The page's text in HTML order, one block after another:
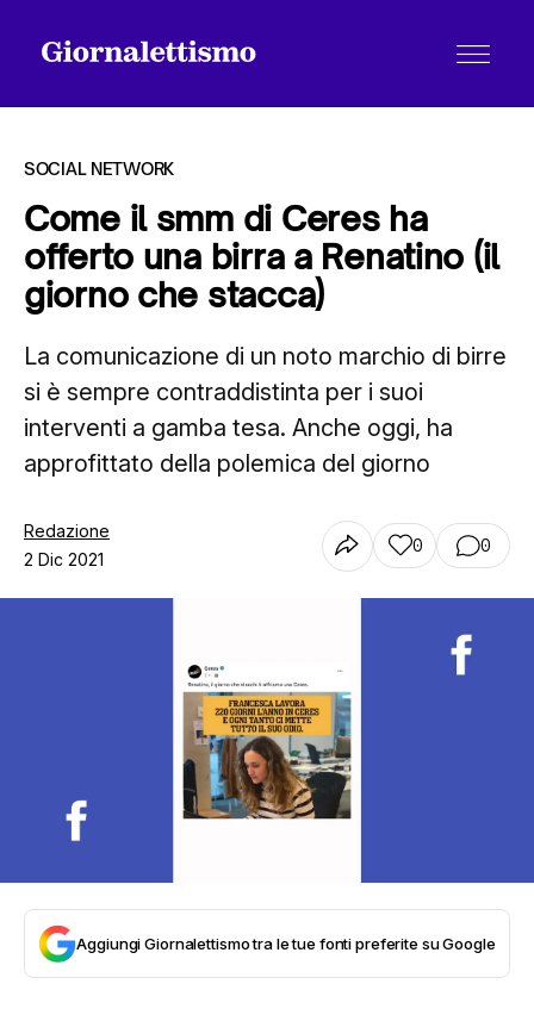
Tutti gli articoli
Chi siamo
Contatti
SOCIAL NETWORK
Come il smm di Ceres ha
offerto una birra a Renatino (il
giorno che stacca)
La comunicazione di un noto marchio di birre
si è sempre contraddistinta per i suoi
interventi a gamba tesa. Anche oggi, ha
approfittato della polemica del giorno
Redazione
2 Dic 2021
0 0
Aggiungi Giornalettismo tra le tue fonti preferite su Google